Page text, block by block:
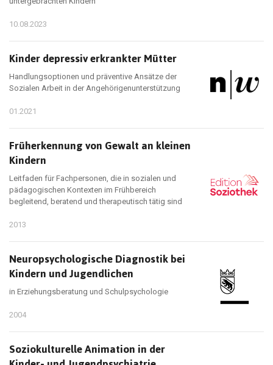
10.08.2023
Kinder depressiv erkrankter Mütter
Handlungsoptionen und präventive Ansätze der
Sozialen Arbeit in der Angehörigenunterstützung
01.2021
Früherkennung von Gewalt an kleinen
Kindern
Leitfaden für Fachpersonen, die in sozialen und
pädagogischen Kontexten im Frühbereich
begleitend, beratend und therapeutisch tätig sind
2013
Neuropsychologische Diagnostik bei
Kindern und Jugendlichen
in Erziehungsberatung und Schulpsychologie
2004
Soziokulturelle Animation in der